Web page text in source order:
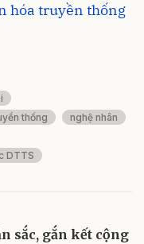
hóa truyền thống
thống
nghệ nhân
DTTS
sắc, gắn kết cộng